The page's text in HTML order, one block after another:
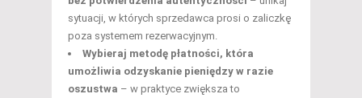
sytuacji, w których sprzedawca prosi o zaliczkę
poza systemem rezerwacyjnym.
Wybieraj metodę płatności, która
umożliwia odzyskanie pieniędzy w razie
oszustwa – w praktyce zwiększa to